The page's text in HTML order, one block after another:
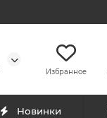
Избранное
Новинки